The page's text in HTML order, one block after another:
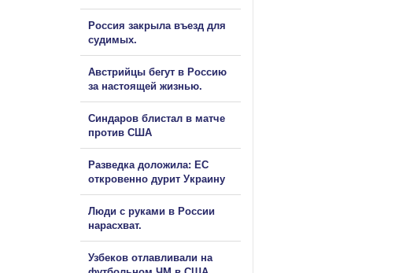
Россия закрыла въезд для
судимых.
Австрийцы бегут в Россию
за настоящей жизнью.
Синдаров блистал в матче
против США
Разведка доложила: ЕС
откровенно дурит Украину
Люди с руками в России
нарасхват.
Узбеков отлавливали на